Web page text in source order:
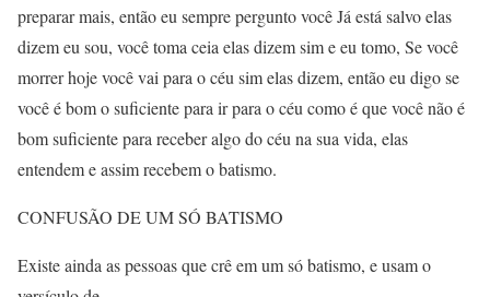
preparar mais, então eu sempre pergunto você Já está salvo elas
dizem eu sou, você toma ceia elas dizem sim e eu tomo, Se você
morrer hoje você vai para o céu sim elas dizem, então eu digo se
você é bom o suficiente para ir para o céu como é que você não é
bom suficiente para receber algo do céu na sua vida, elas
entendem e assim recebem o batismo.
CONFUSÃO DE UM SÓ BATISMO
Existe ainda as pessoas que crê em um só batismo, e usam o